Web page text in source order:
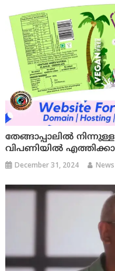
തേങ്ങാപ്പാലില്‍
വിപണിയില്‍
December 31, 2024